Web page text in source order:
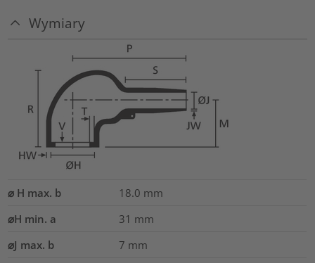
Wymiary
⌀ H max. b 18.0 mm
⌀H min. a
31 mm
⌀J max. b
7 mm